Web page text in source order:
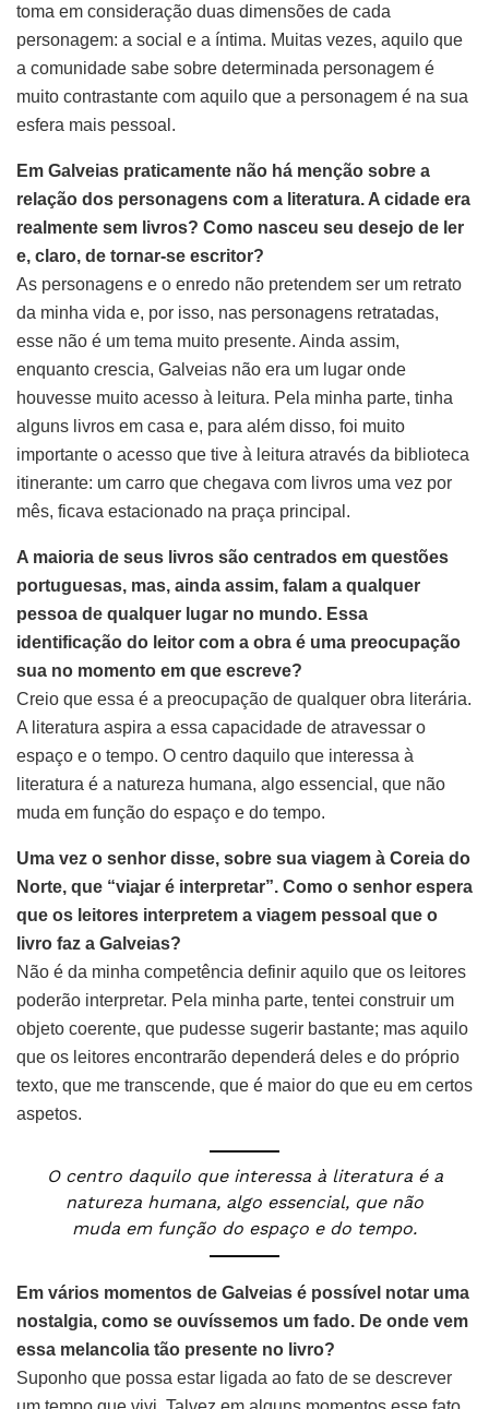
toma em consideração duas dimensões de cada
personagem: a social e a íntima. Muitas vezes, aquilo que
a comunidade sabe sobre determinada personagem é
muito contrastante com aquilo que a personagem é na sua
esfera mais pessoal.
Em Galveias praticamente não há menção sobre a
relação dos personagens com a literatura. A cidade era
realmente sem livros? Como nasceu seu desejo de ler
e, claro, de tornar-se escritor?
As personagens e o enredo não pretendem ser um retrato
da minha vida e, por isso, nas personagens retratadas,
esse não é um tema muito presente. Ainda assim,
enquanto crescia, Galveias não era um lugar onde
houvesse muito acesso à leitura. Pela minha parte, tinha
alguns livros em casa e, para além disso, foi muito
importante o acesso que tive à leitura através da biblioteca
itinerante: um carro que chegava com livros uma vez por
mês, ficava estacionado na praça principal.
A maioria de seus livros são centrados em questões
portuguesas, mas, ainda assim, falam a qualquer
pessoa de qualquer lugar no mundo. Essa
identificação do leitor com a obra é uma preocupação
sua no momento em que escreve?
Creio que essa é a preocupação de qualquer obra literária.
A literatura aspira a essa capacidade de atravessar o
espaço e o tempo. O centro daquilo que interessa à
literatura é a natureza humana, algo essencial, que não
muda em função do espaço e do tempo.
Uma vez o senhor disse, sobre sua viagem à Coreia do
Norte, que “viajar é interpretar”. Como o senhor espera
que os leitores interpretem a viagem pessoal que o
livro faz a Galveias?
Não é da minha competência definir aquilo que os leitores
poderão interpretar. Pela minha parte, tentei construir um
objeto coerente, que pudesse sugerir bastante; mas aquilo
que os leitores encontrarão dependerá deles e do próprio
texto, que me transcende, que é maior do que eu em certos
aspetos.
O centro daquilo que interessa à literatura é a
natureza humana, algo essencial, que não
muda em função do espaço e do tempo.
Em vários momentos de Galveias é possível notar uma
nostalgia, como se ouvíssemos um fado. De onde vem
essa melancolia tão presente no livro?
Suponho que possa estar ligada ao fato de se descrever